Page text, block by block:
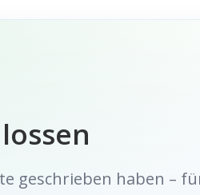
geschrieben haben –